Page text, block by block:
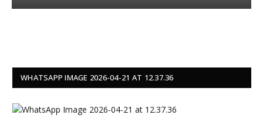
WHATSAPP IMAGE 2026-04-21 AT 12.37.36